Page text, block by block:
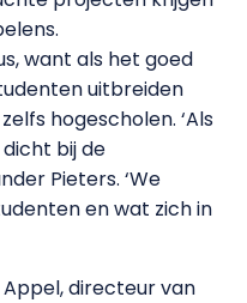
want als het goed
uitbreiden
hogescholen. ‘Als
bij de
Pieters. ‘We
en wat zich in
Appel, directeur van